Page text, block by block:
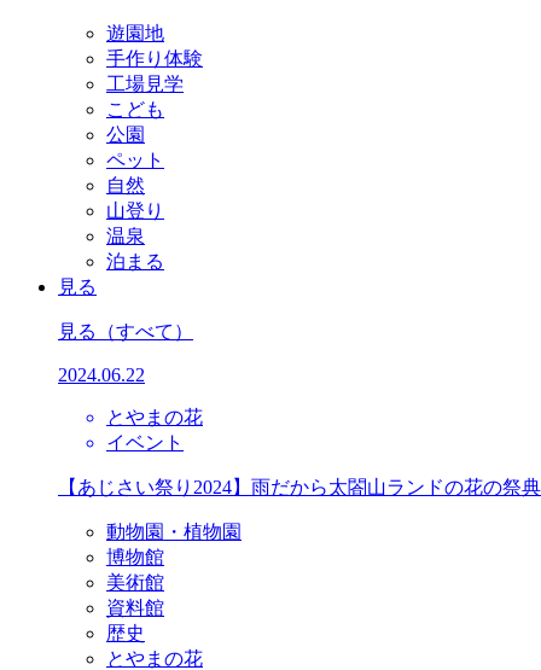
遊園地
手作り体験
工場見学
こども
公園
ペット
自然
山登り
温泉
泊まる
見る
見る （すべて）
2024.06.22
とやまの花
イベント
【あじさい祭り2024】雨だから太閤山ランドの花の祭
動物園・植物園
博物館
美術館
資料館
歴史
とやまの花